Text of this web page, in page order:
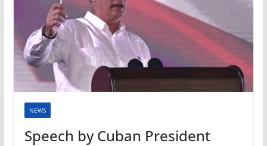
NEWS
Speech by Cuban President